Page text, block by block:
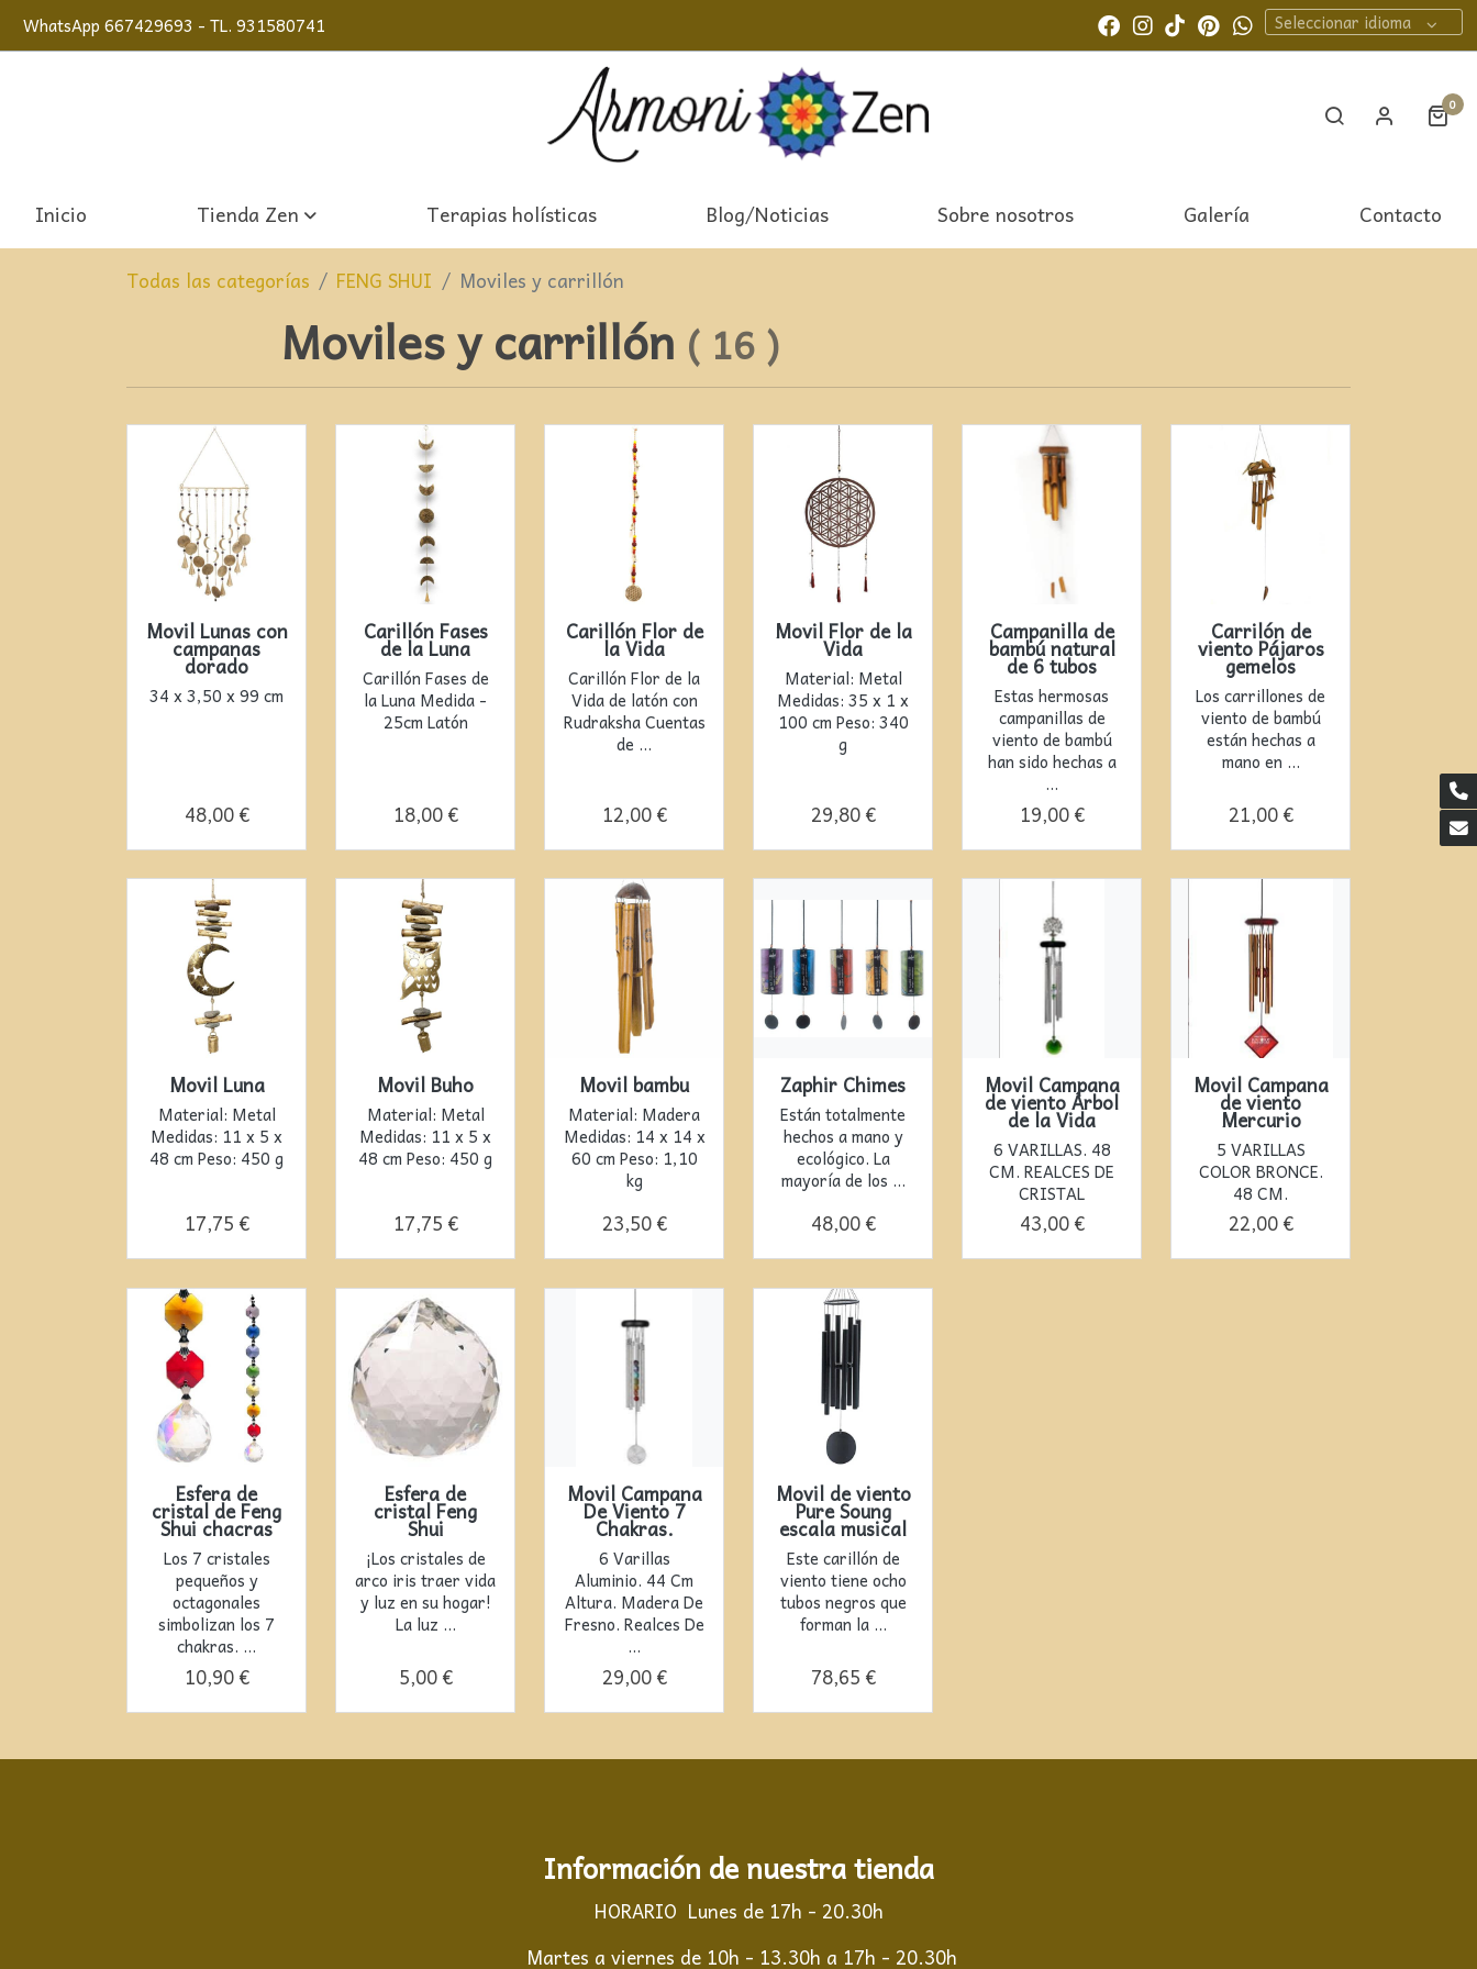
WhatsApp 667429693 - TL. 931580741 Seleccionar idioma
0
Inicio Tienda Zen Terapias holísticas Blog/Noticias Sobre nosotros Galería Contacto
Todas las categorías FENG SHUI Moviles y carrillón
Moviles y carrillón ( 16 )
Movil Lunas con
campanas
dorado
34 x 3,50 x 99 cm
48,00 €
Carillón Fases
de la Luna
Carillón Fases de
la Luna Medida -
25cm Latón
18,00 €
Carillón Flor de
la Vida
Carillón Flor de la
Vida de latón con
Rudraksha Cuentas
de ...
12,00 €
Movil Flor de la
Vida
Material: Metal
Medidas: 35 x 1 x
100 cm Peso: 340
g
29,80 €
Campanilla de
bambú natural
de 6 tubos
Estas hermosas
campanillas de
viento de bambú
han sido hechas a
...
19,00 €
Carrilón de
viento Pájaros
gemelos
Los carrillones de
viento de bambú
están hechas a
mano en ...
21,00 €
Movil Luna
Material: Metal
Medidas: 11 x 5 x
48 cm Peso: 450 g
17,75 €
Movil Buho
Material: Metal
Medidas: 11 x 5 x
48 cm Peso: 450 g
17,75 €
Movil bambu
Material: Madera
Medidas: 14 x 14 x
60 cm Peso: 1,10
kg
23,50 €
Zaphir Chimes
Están totalmente
hechos a mano y
ecológico. La
mayoría de los ...
48,00 €
Movil Campana
de viento Árbol
de la Vida
6 VARILLAS. 48
CM. REALCES DE
CRISTAL
43,00 €
Movil Campana
de viento
Mercurio
5 VARILLAS
COLOR BRONCE.
48 CM.
22,00 €
Esfera de
cristal de Feng
Shui chacras
Los 7 cristales
pequeños y
octagonales
simbolizan los 7
chakras. ...
10,90 €
Esfera de
cristal Feng
Shui
¡Los cristales de
arco iris traer vida
y luz en su hogar!
La luz ...
5,00 €
Movil Campana
De Viento 7
Chakras.
6 Varillas
Aluminio. 44 Cm
Altura. Madera De
Fresno. Realces De
...
29,00 €
Movil de viento
Pure Soung
escala musical
Este carillón de
viento tiene ocho
tubos negros que
forman la ...
78,65 €
Información de nuestra tienda
HORARIO Lunes de 17h - 20.30h
Martes a viernes de 10h - 13.30h a 17h - 20.30h